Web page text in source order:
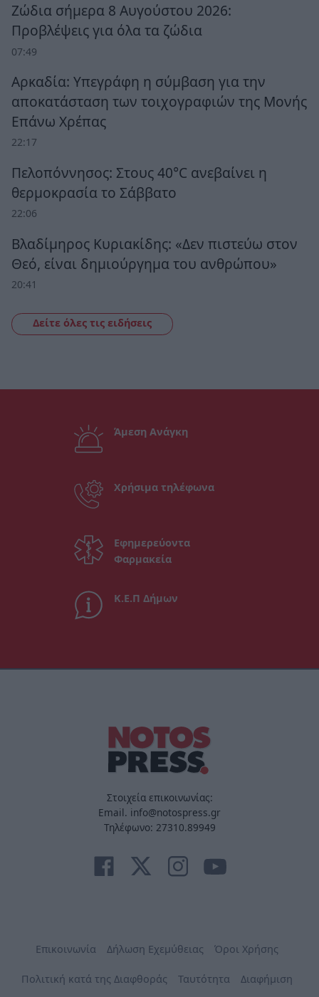
Ζώδια σήμερα 8 Αυγούστου 2026:
Προβλέψεις για όλα τα ζώδια
07:49
Αρκαδία: Υπεγράφη η σύμβαση για την
αποκατάσταση των τοιχογραφιών της Μονής
Επάνω Χρέπας
22:17
Πελοπόννησος: Στους 40°C ανεβαίνει η
θερμοκρασία το Σάββατο
22:06
Βλαδίμηρος Κυριακίδης: «Δεν πιστεύω στον
Θεό, είναι δημιούργημα του ανθρώπου»
20:41
Δείτε όλες τις ειδήσεις
Άμεση Ανάγκη
Χρήσιμα τηλέφωνα
Εφημερεύοντα
Φαρμακεία
Κ.Ε.Π Δήμων
Στοιχεία επικοινωνίας:
Email. info@notospress.gr
Τηλέφωνο: 27310.89949
Επικοινωνία Δήλωση Εχεμύθειας Όροι Χρήσης
Πολιτική κατά της Διαφθοράς Ταυτότητα Διαφήμιση